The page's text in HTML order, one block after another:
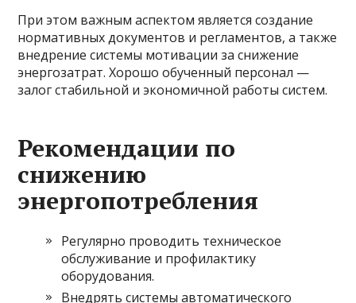
При этом важным аспектом является создание
нормативных документов и регламентов, а также
внедрение системы мотивации за снижение
энергозатрат. Хорошо обученный персонал —
залог стабильной и экономичной работы систем.
Рекомендации по
снижению
энергопотребления
Регулярно проводить техническое
обслуживание и профилактику
оборудования.
Внедрять системы автоматического